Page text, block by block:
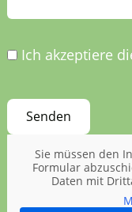
Ich akzeptiere
Sie müssen den
Formular
Daten mit